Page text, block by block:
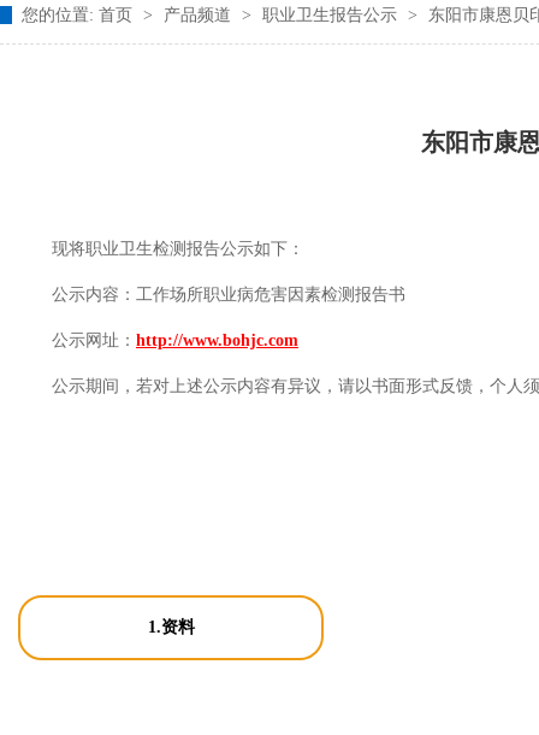
您的位置: 首页 > 产品频道 > 职业卫生报告公示 > 东阳市康恩贝
东阳市康
现将职业卫生检测报告公示如下：
公示内容： 工作场所职业病危害因素检测报告书
公示网址： http://www.bohjc.com
公示期间，若对上述公示内容有异议，请以书面形式反馈，个人
1.资料